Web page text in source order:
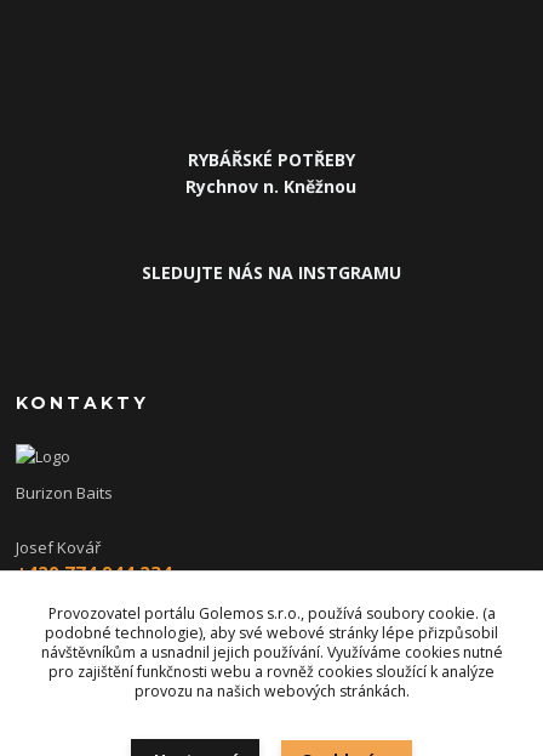
RYBÁŘSKÉ POTŘEBY
Rychnov n. Kněžnou
SLEDUJTE NÁS NA INSTGRAMU
KONTAKTY
Burizon Baits
Josef Kovář
+420 774 944 234
burizon@burizonbaits.cz
Provozovatel portálu Golemos s.r.o., používá soubory cookie. (a
podobné technologie), aby své webové stránky lépe přizpůsobil
návštěvníkům a usnadnil jejich používání. Využíváme cookies nutné
pro zajištění funkčnosti webu a rovněž cookies sloužící k analýze
provozu na našich webových stránkách.